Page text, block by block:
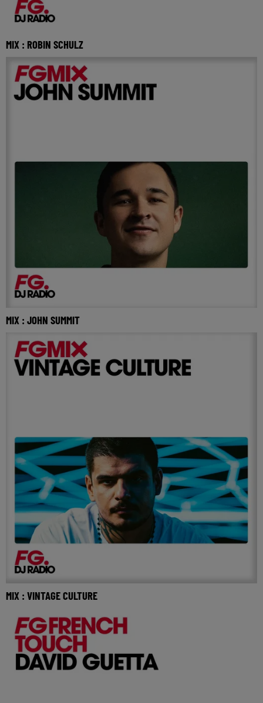
MIX : ROBIN SCHULZ
2026 🎧 Ecoutez Radio FG sur http://www.rad
MIX : JOHN SUMMIT
2026 🎧 Ecoutez Radio FG sur http://www.r
MIX : VINTAGE CULTURE
2026 🎧 Ecoutez Radio FG sur http://www.